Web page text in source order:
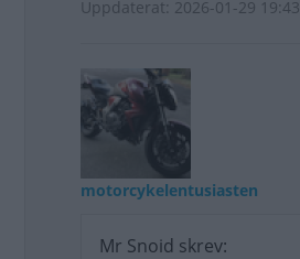
Uppdaterat: 2026-01-29 19:43
motorcykelentusiasten
Mr Snoid skrev: